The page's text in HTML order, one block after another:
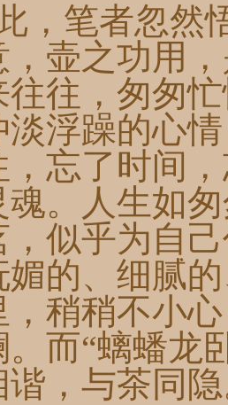
笔者忽然
壶之功用
往，匆匆
淡浮躁的心
忘了时间
魂。人生如
，似乎为自
媚的、细腻
稍稍不小
而“螭蟠龙
谐，与茶同